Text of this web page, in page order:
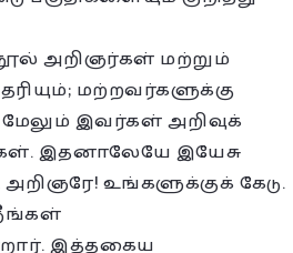
அறிஞர்கள் மற்றும்
மற்றவர்களுக்கு
இவர்கள் அறிவுக்
இதனாலேயே இயேசு
உங்களுக்குக் கேடு.
இத்தகைய